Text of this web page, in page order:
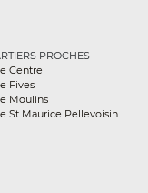
PROCHES
Centre
Fives
Moulins
St Maurice Pellevoisin